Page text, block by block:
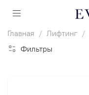
Главная Лифтинг
Фильтры